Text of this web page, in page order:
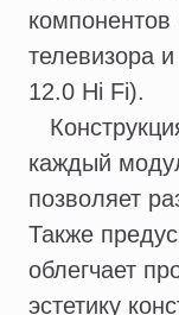
телевизора
12.0 Hi Fi).
каждый
позволяет
Также
облегчает
эстетику